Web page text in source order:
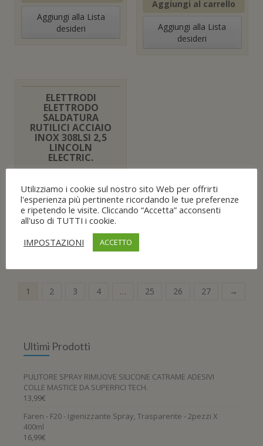
Aggiungi alla Lista
desideri
Aggiungi al carrello
Aggiungi alla Lista
desideri
ELETTRODI
ELETTRODO
SALDATURA
RUTILICI ACCIAIO
INOX 308LSI 2,5
LINCOLN
ELECTRIC.
Aggiungi al carrello
Aggiungi alla Lista
1 2 3 4 … 25 26 27 →
Ultimi Prodotti
PULITORE SPRAY RIMUOVE SILICONE CATRAME ADESIVI
COLLE MASTICE DA SUPERFICI TECH.
13,99€
Faren - F20 - Igienizzante Spray, Trasparente - 2pezzi X
400ml
16,99€
Utilizziamo i cookie sul nostro sito Web per offrirti
l'esperienza più pertinente ricordando le tue preferenze
e ripetendo le visite. Cliccando “Accetta” acconsenti
all'uso di TUTTI i cookie.
IMPOSTAZIONI
ACCETTO